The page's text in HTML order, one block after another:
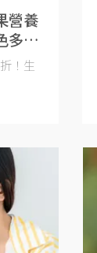
營養
多
！生